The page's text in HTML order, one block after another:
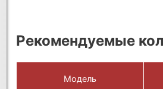
Рекомендуемые
Модель